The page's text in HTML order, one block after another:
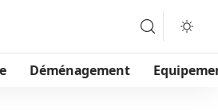
Déménagement